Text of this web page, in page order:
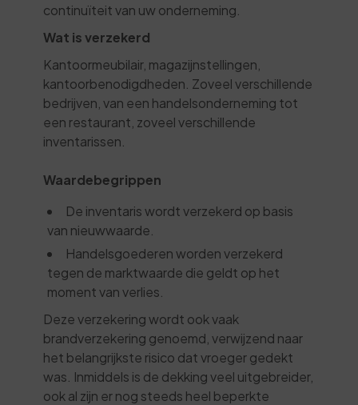
continuïteit van uw onderneming.
Wat is verzekerd
Kantoormeubilair, magazijnstellingen,
kantoorbenodigdheden. Zoveel verschillende
bedrijven, van een handelsonderneming tot
een restaurant, zoveel verschillende
inventarissen.
Waardebegrippen
De inventaris wordt verzekerd op basis
van nieuwwaarde.
Handelsgoederen worden verzekerd
tegen de marktwaarde die geldt op het
moment van verlies.
Deze verzekering wordt ook vaak
brandverzekering genoemd, verwijzend naar
het belangrijkste risico dat vroeger gedekt
was. Inmiddels is de dekking veel uitgebreider,
ook al zijn er nog steeds heel beperkte